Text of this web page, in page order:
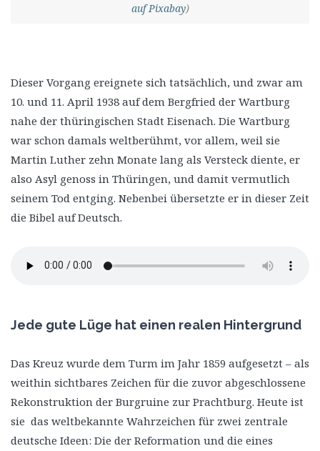
auf Pixabay)
Dieser Vorgang ereignete sich tatsächlich, und zwar am
10. und 11. April 1938 auf dem Bergfried der Wartburg
nahe der thüringischen Stadt Eisenach. Die Wartburg
war schon damals weltberühmt, vor allem, weil sie
Martin Luther zehn Monate lang als Versteck diente, er
also Asyl genoss in Thüringen, und damit vermutlich
seinem Tod entging. Nebenbei übersetzte er in dieser Zeit
die Bibel auf Deutsch.
Jede gute Lüge hat einen realen Hintergrund
Das Kreuz wurde dem Turm im Jahr 1859 aufgesetzt – als
weithin sichtbares Zeichen für die zuvor abgeschlossene
Rekonstruktion der Burgruine zur Prachtburg. Heute ist
sie das weltbekannte Wahrzeichen für zwei zentrale
deutsche Ideen: Die der Reformation und die eines